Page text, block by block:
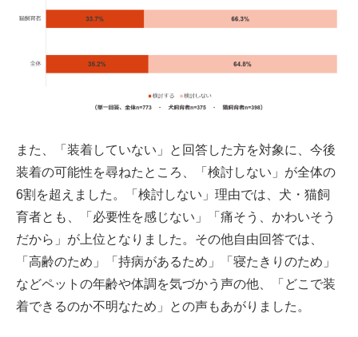
また、「装着していない」と回答した方を対象に、今後
装着の可能性を尋ねたところ、「検討しない」が全体の
6割を超えました。「検討しない」理由では、犬・猫飼
育者とも、「必要性を感じない」「痛そう、かわいそう
だから」が上位となりました。その他自由回答では、
「高齢のため」「持病があるため」「寝たきりのため」
などペットの年齢や体調を気づかう声の他、「どこで装
着できるのか不明なため」との声もあがりました。